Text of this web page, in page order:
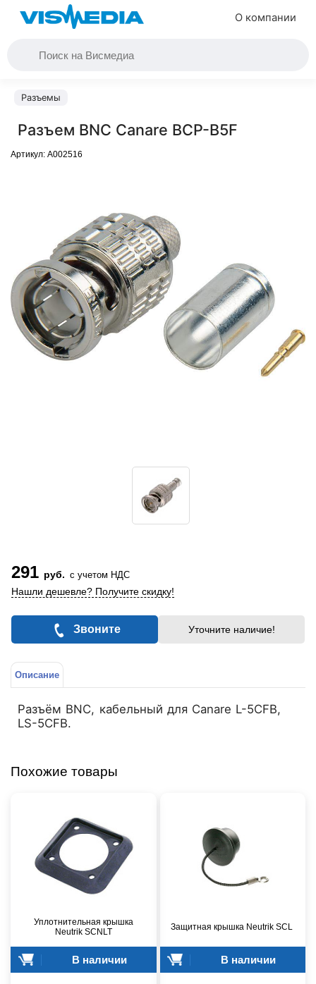
О компании
Разъемы
Разъем BNC Canare BCP-B5F
Артикул: A002516
291 руб. с учетом НДС
Нашли дешевле? Получите скидку!
Звоните Уточните наличие!
Описание
Разъём BNC, кабельный для Canare L-5CFB,
LS-5CFB.
Похожие товары
Уплотнительная крышка
Neutrik SCNLT
В наличии
Защитная крышка Neutrik SCL
В наличии